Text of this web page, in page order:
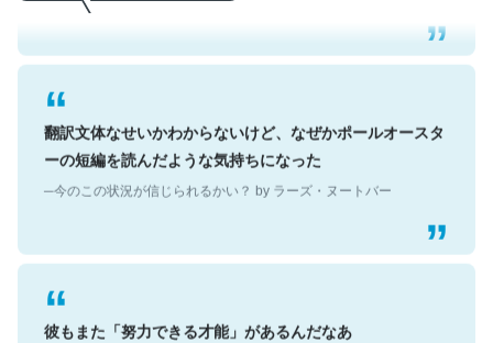
翻訳文体なせいかわからないけど、なぜかポールオースタ
ーの短編を読んだような気持ちになった
─今のこの状況が信じられるかい？ by ラーズ・ヌートバー
彼もまた「努力できる才能」があるんだなあ